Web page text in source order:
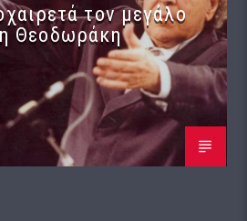
τον μεγάλο
Θεοδωράκη